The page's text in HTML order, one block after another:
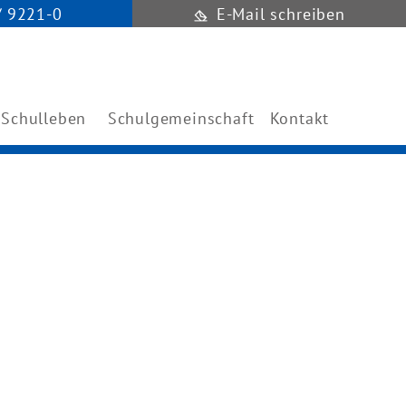
9221-0 E-Mail schreiben
Schulleben Schulgemeinschaft Kontakt